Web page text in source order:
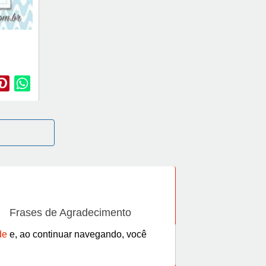
Frases de Agradecimento
Frases de Ano Novo
e, ao continuar navegando, você